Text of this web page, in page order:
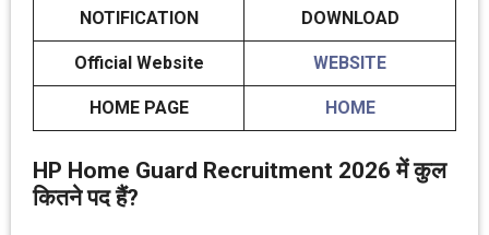
NOTIFICATION DOWNLOAD
Official Website WEBSITE
HOME PAGE HOME
HP Home Guard Recruitment 2026 में कुल
कितने पद हैं?